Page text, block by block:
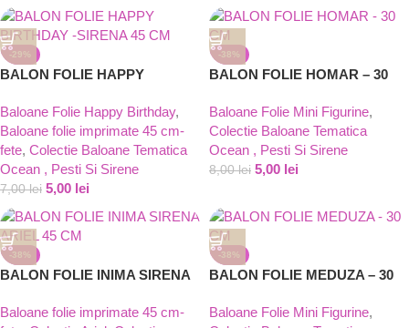
-29%
BALON FOLIE HAPPY
Baloane Folie Happy Birthday,
Baloane folie imprimate 45 cm-
fete, Colectie Baloane Tematica
Ocean , Pesti Si Sirene
7,00lei 5,00 lei
-38%
BALON FOLIE HOMAR – 30
Baloane Folie Mini Figurine,
Colectie Baloane Tematica
Ocean , Pesti Si Sirene
8,00lei 5,00 lei
-38%
BALON FOLIE INIMA SIRENA
Baloane folie imprimate 45 cm-
-38%
BALON FOLIE MEDUZA – 30
Baloane Folie Mini Figurine,